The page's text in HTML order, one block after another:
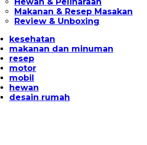
Makanan & Resep Masakan
Review & Unboxing
kesehatan
makanan dan minuman
resep
motor
mobil
hewan
desain rumah